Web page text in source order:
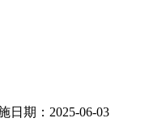
期：2025-06-03